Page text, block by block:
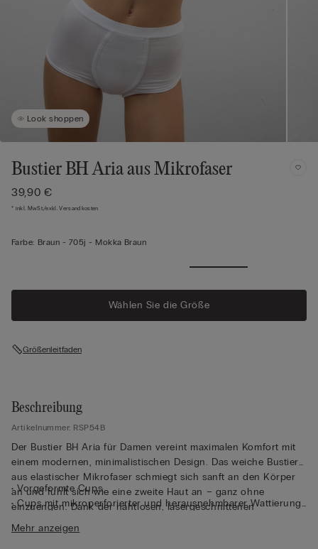
Look shoppen
Bustier BH Aria aus Mikrofaser
39,90 €
* inkl. MwSt./exkl. Versandkosten
Farbe: Braun - 705j - Mokka Braun
Wählen Sie die Größe
Größenleitfaden
Beschreibung
Artikelnummer: RSP54B
Der Bustier BH Aria für Damen vereint maximalen Komfort mit
einem modernen, minimalistischen Design. Das weiche Bustier
aus elastischer Mikrofaser schmiegt sich sanft an den Körper
an und fühlt sich wie eine zweite Haut an – ganz ohne
einzuengen. Dank der nahtlosen, lasergeschnittenen
Verarbeitung bleibt der Bustier BH auch unter enger Kleidung
unsichtbar und sorgt für ein rundum angenehmes Tragegefühl.
• Vorgeformte Cups
• Cups mit mikroperforierter und herausnehmbarer Wattierung
• Hinten verstellbare, elastische Träger
Mehr anzeigen